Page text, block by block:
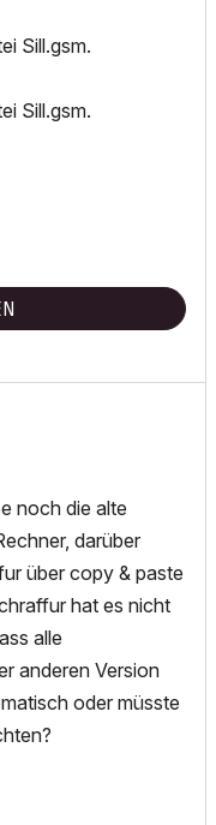
Sill.gsm.
Sill.gsm.
noch die alte
darüber
über copy & paste
hat es nicht
alle
anderen Version
oder müsste